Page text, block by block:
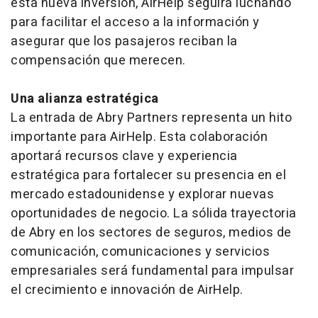
para facilitar el acceso a la información y
asegurar que los pasajeros reciban la
compensación que merecen.
Una alianza estratégica
La entrada de Abry Partners representa un hito
importante para AirHelp. Esta colaboración
aportará recursos clave y experiencia
estratégica para fortalecer su presencia en el
mercado estadounidense y explorar nuevas
oportunidades de negocio. La sólida trayectoria
de Abry en los sectores de seguros, medios de
comunicación, comunicaciones y servicios
empresariales será fundamental para impulsar
el crecimiento e innovación de AirHelp.